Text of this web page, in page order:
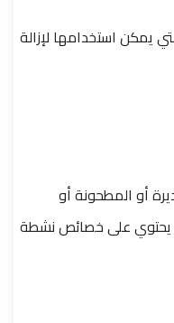
يمكن استخدامها لإزالة
أو المطحونة أو
يحتوي على خصائص نشطة